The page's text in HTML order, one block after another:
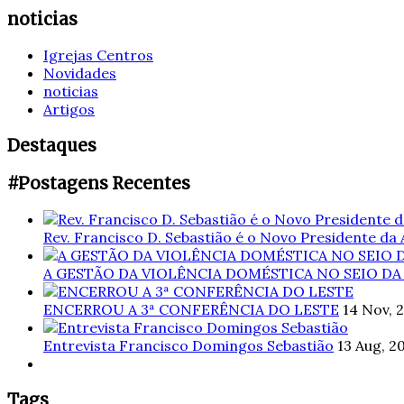
noticias
Igrejas Centros
Novidades
noticias
Artigos
Destaques
#Postagens Recentes
Rev. Francisco D. Sebastião é o Novo Presidente da
A GESTÃO DA VIOLÊNCIA DOMÉSTICA NO SEIO
ENCERROU A 3ª CONFERÊNCIA DO LESTE 14 Nov,
Entrevista Francisco Domingos Sebastião 13 Aug,